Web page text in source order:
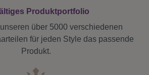
Produktportfolio
über 5000 verschiedenen
für jeden Style das passende
Produkt.